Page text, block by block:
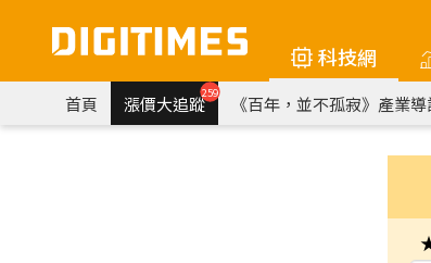
科技網
首頁 漲價大追蹤259 《百年，並不孤寂》產業